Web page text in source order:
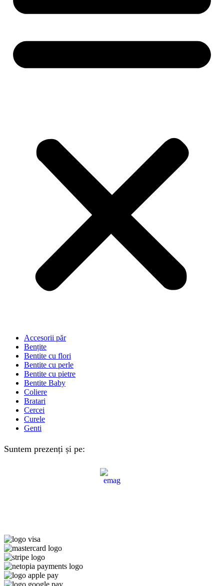
Accesorii păr
Bențite
Bentite cu flori
Bentite cu perle
Bentite cu pietre
Bentite Baby
Coliere
Bratari
Cercei
Curele
Genti
Suntem prezenți și pe: